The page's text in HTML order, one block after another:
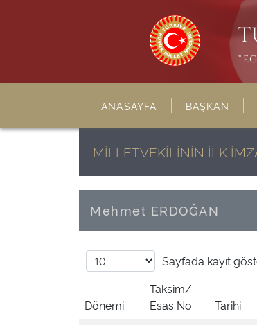
ANASAYFA BAŞKAN
MİLLETVEKİLİNİN İLK
Mehmet ERDOĞAN
Sayfada kayıt
Dönemi
Taksim/
Esas No
Tarihi